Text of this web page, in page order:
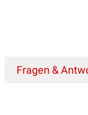
Fragen &